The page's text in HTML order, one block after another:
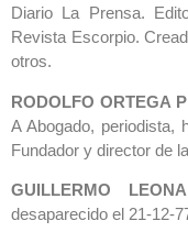
Diario La Prensa.
Revista Escorpio.
otros.
RODOLFO ORTEGA
A Abogado, periodista,
Fundador y director de
GUILLERMO
desaparecido el 21-12-